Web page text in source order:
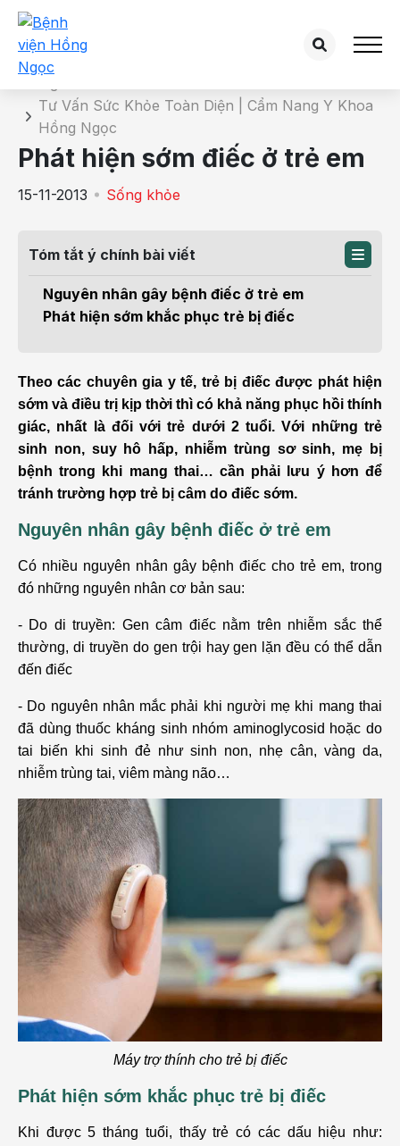
Chi tiết bài tư vấn
Tư Vấn Sức Khỏe Toàn Diện | Cẩm Nang Y Khoa
Hồng Ngọc
Phát hiện sớm điếc ở trẻ em
15-11-2013 Sống khỏe
Tóm tắt ý chính bài viết
Nguyên nhân gây bệnh điếc ở trẻ em
Phát hiện sớm khắc phục trẻ bị điếc
Theo các chuyên gia y tế, trẻ bị điếc được phát hiện
sớm và điều trị kịp thời thì có khả năng phục hồi thính
giác, nhất là đối với trẻ dưới 2 tuổi. Với những trẻ
sinh non, suy hô hấp, nhiễm trùng sơ sinh, mẹ bị
bệnh trong khi mang thai… cần phải lưu ý hơn để
tránh trường hợp trẻ bị câm do điếc sớm.
Nguyên nhân gây bệnh điếc ở trẻ em
Có nhiều nguyên nhân gây bệnh điếc cho trẻ em, trong
đó những nguyên nhân cơ bản sau:
- Do di truyền: Gen câm điếc nằm trên nhiễm sắc thể
thường, di truyền do gen trội hay gen lặn đều có thể dẫn
đến điếc
- Do nguyên nhân mắc phải khi người mẹ khi mang thai
đã dùng thuốc kháng sinh nhóm aminoglycosid hoặc do
tai biến khi sinh đẻ như sinh non, nhẹ cân, vàng da,
nhiễm trùng tai, viêm màng não…
Máy trợ thính cho trẻ bị điếc
Phát hiện sớm khắc phục trẻ bị điếc
Khi được 5 tháng tuổi, thấy trẻ có các dấu hiệu như: